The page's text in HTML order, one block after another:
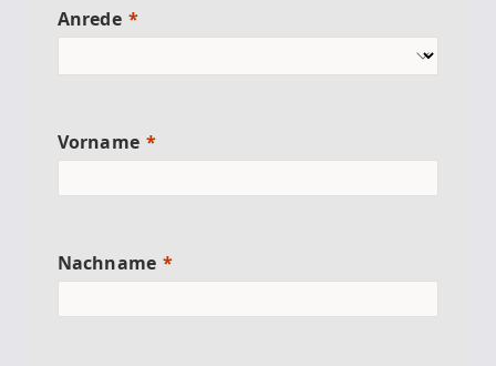
Anrede
Vorname
Nachname